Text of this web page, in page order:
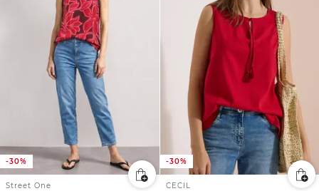
-30%
Street One
-30%
CECIL